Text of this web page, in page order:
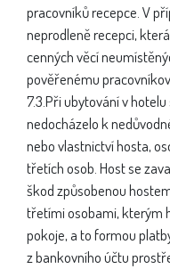
pracovníků recepce. V
neprodleně recepci,
cenných věcí
pověřenému
7.3.Při ubytování v
nedocházelo k
nebo vlastnictví hosta,
třetích osob. Host se
škod způsobenou
třetími osobami, kterým
pokoje, a to formou
z bankovního účtu